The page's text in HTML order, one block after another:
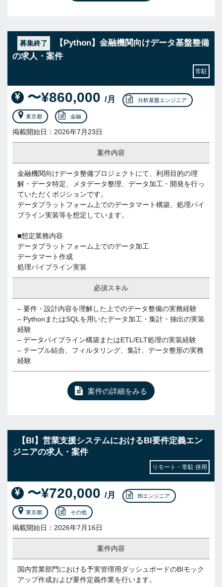
募集終了
【Python】金融機関向けデータ基盤整備
の求人・案件
常駐
〜¥860,000 /月 分析基盤エンジニア
東京都 金融
掲載開始日：2026年7月23日
案件内容
金融機関向けデータ整備プロジェクトにて、利用目的の理
解・データ特定、メタデータ整理、データ加工・開発を行っ
ていただくポジションです。
データプラットフォーム上でのデータマート構築、処理パイ
プライン実装等を想定しています。
■想定業務内容
データプラットフォーム上でのデータ加工
データマート作成
処理パイプライン実装
必須スキル
– 要件・設計内容を理解した上でのデータ整備の実務経験
– PythonまたはSQLを用いたデータ加工・集計・抽出の実装
経験
– データパイプライン構築またはETL/ELT処理の実装経験
– テーブル結合、フィルタリング、集計、データ整形の実務
経験
案件の詳細をみる
【BI】営業支援システムにおけるBI要件定義エン
ジニアの求人・案件
リモート・常駐 併用
〜¥720,000 /月 BIエンジニア
東京都 その他
掲載開始日：2026年7月16日
案件内容
国内営業部門における予実管理用ダッシュボードのBIモック
アップ作成および要件定義作業を行います。